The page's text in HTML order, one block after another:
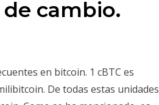
cambio.
en bitcoin. 1 cBTC es
De todas estas unidades